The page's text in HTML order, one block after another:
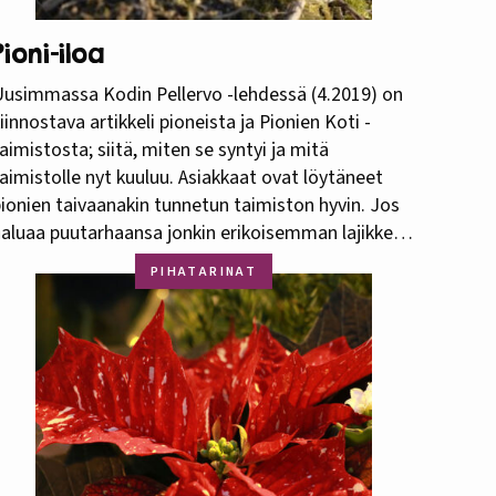
iloa
Kodin Pellervo -lehdessä (4.2019) on
artikkeli pioneista ja Pionien Koti -
siitä, miten se syntyi ja mitä
nyt kuuluu. Asiakkaat ovat löytäneet
taivaanakin tunnetun taimiston hyvin. Jos
puutarhaansa jonkin erikoisemman lajikkeen
tai lajin, ovat vaihtoehdot joko tilata ulkomailta tai
hankkia se Pionien Kodista. Ulkomailla näin kerran
hurmaavan hailakan vaaleanpunaisen silkkipionin,…
PIHATARINAT